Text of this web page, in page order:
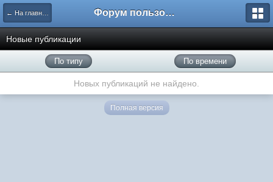
← На главную Форум пользователей ООО "Климовская сеть"
Новые публикации
По типу По времени
Новых публикаций не найдено.
Полная версия